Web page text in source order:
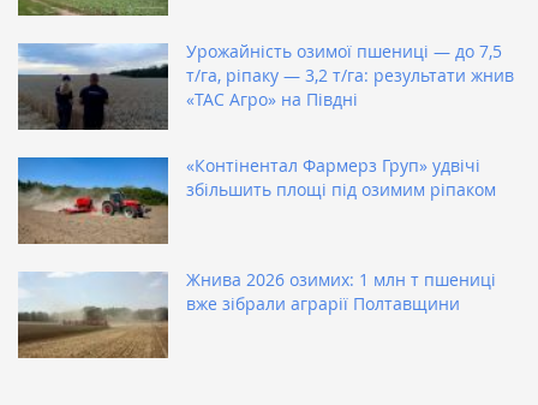
Урожайність озимої пшениці — до 7,5
т/га, ріпаку — 3,2 т/га: результати жнив
«ТАС Агро» на Півдні
«Контінентал Фармерз Груп» удвічі
збільшить площі під озимим ріпаком
Жнива 2026 озимих: 1 млн т пшениці
вже зібрали аграрії Полтавщини